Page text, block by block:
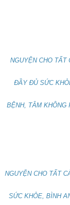
NGUYỆN CHO TẤT
ĐẦY ĐỦ SỨC
BỆNH, TÂM KHÔNG
NGUYỆN CHO TẤT
SỨC KHỎE, BÌNH